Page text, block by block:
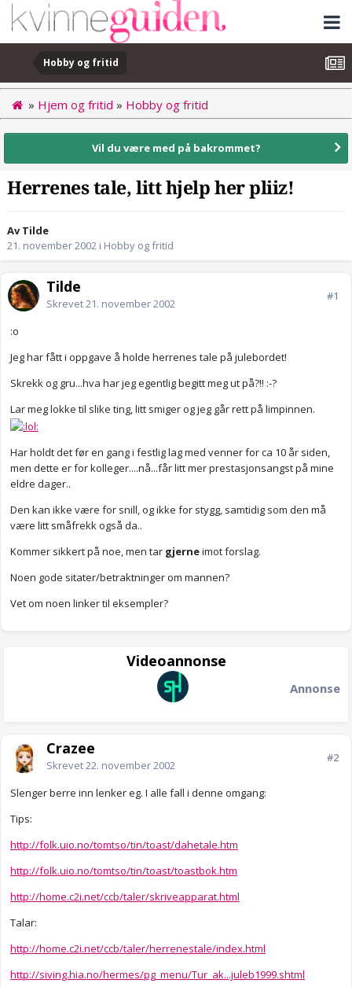
Hobby og fritid
» Hjem og fritid » Hobby og fritid
Vil du være med på bakrommet?
Herrenes tale, litt hjelp her pliiz!
Av Tilde
21. november 2002 i Hobby og fritid
Tilde
Skrevet21. november 2002
#1
:o
Jeg har fått i oppgave å holde herrenes tale på julebordet!
Skrekk og gru...hva har jeg egentlig begitt meg ut på?!! :-?
Lar meg lokke til slike ting, litt smiger og jeg går rett på limpinnen.
Har holdt det før en gang i festlig lag med venner for ca 10 år siden,
men dette er for kolleger....nå...får litt mer prestasjonsangst på mine
eldre dager..
Den kan ikke være for snill, og ikke for stygg, samtidig som den må
være litt småfrekk også da..
Kommer sikkert på noe, men tar gjerneimot forslag.
Noen gode sitater/betraktninger om mannen?
Vet om noen linker til eksempler?
Videoannonse
Annonse
Crazee
Skrevet22. november 2002
#2
Slenger berre inn lenker eg. I alle fall i denne omgang:
Tips:
http://folk.uio.no/tomtso/tin/toast/dahetale.htm
http://folk.uio.no/tomtso/tin/toast/toastbok.htm
http://home.c2i.net/ccb/taler/skriveapparat.html
Talar:
http://home.c2i.net/ccb/taler/herrenestale/index.html
http://siving.hia.no/hermes/pg_menu/Tur_ak...juleb1999.shtml